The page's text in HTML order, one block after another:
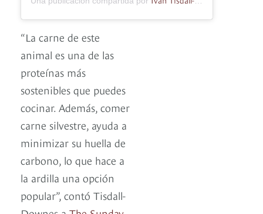
“La carne de este
animal es una de las
proteínas más
sostenibles que puedes
cocinar. Además, comer
carne silvestre, ayuda a
minimizar su huella de
carbono, lo que hace a
la ardilla una opción
popular”, contó Tisdall-